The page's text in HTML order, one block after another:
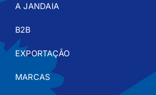
A JANDAIA
B2B
EXPORTAÇÃO
MARCAS